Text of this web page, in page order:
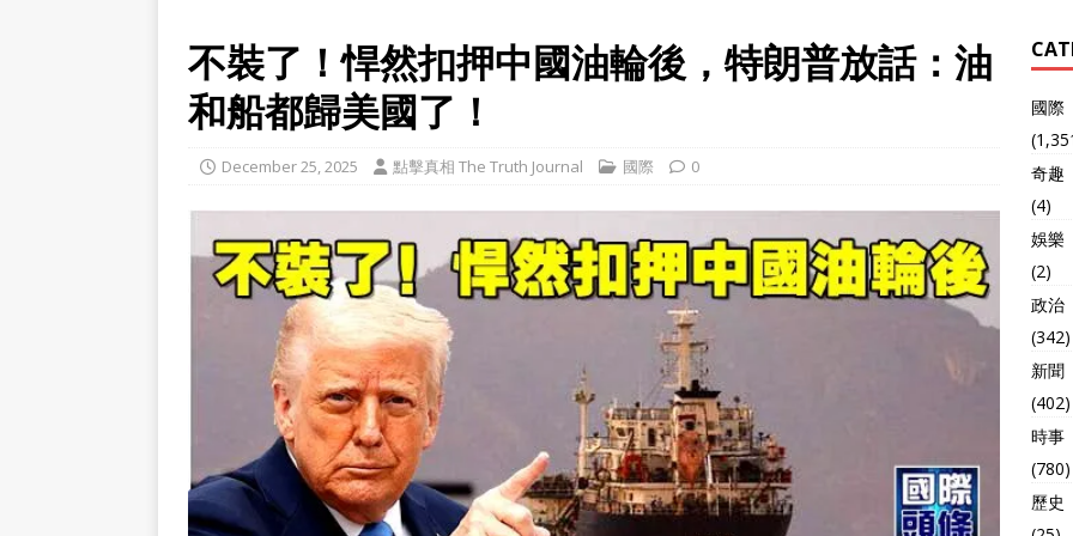
不裝了！悍然扣押中國油輪後，特朗普放話：油
和船都歸美國了！
December 25, 2025 點擊真相 The Truth Journal 國際 0
國際
奇趣
(4)
娛樂
(2)
政治
(342)
新聞
(402)
時事
(780)
歷史